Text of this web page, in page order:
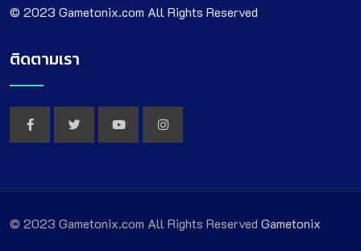
© 2023 Gametonix.com All Rights Reserved
ติดตามเรา
© 2023 Gametonix.com All Rights Reserved Gametonix